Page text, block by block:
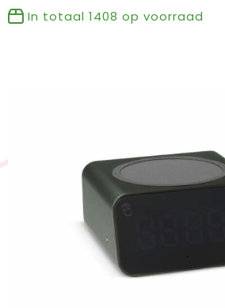
Bloemen, planten en bomen
Brievenbuspakketten
Printer
In totaal 1408 op voorraad